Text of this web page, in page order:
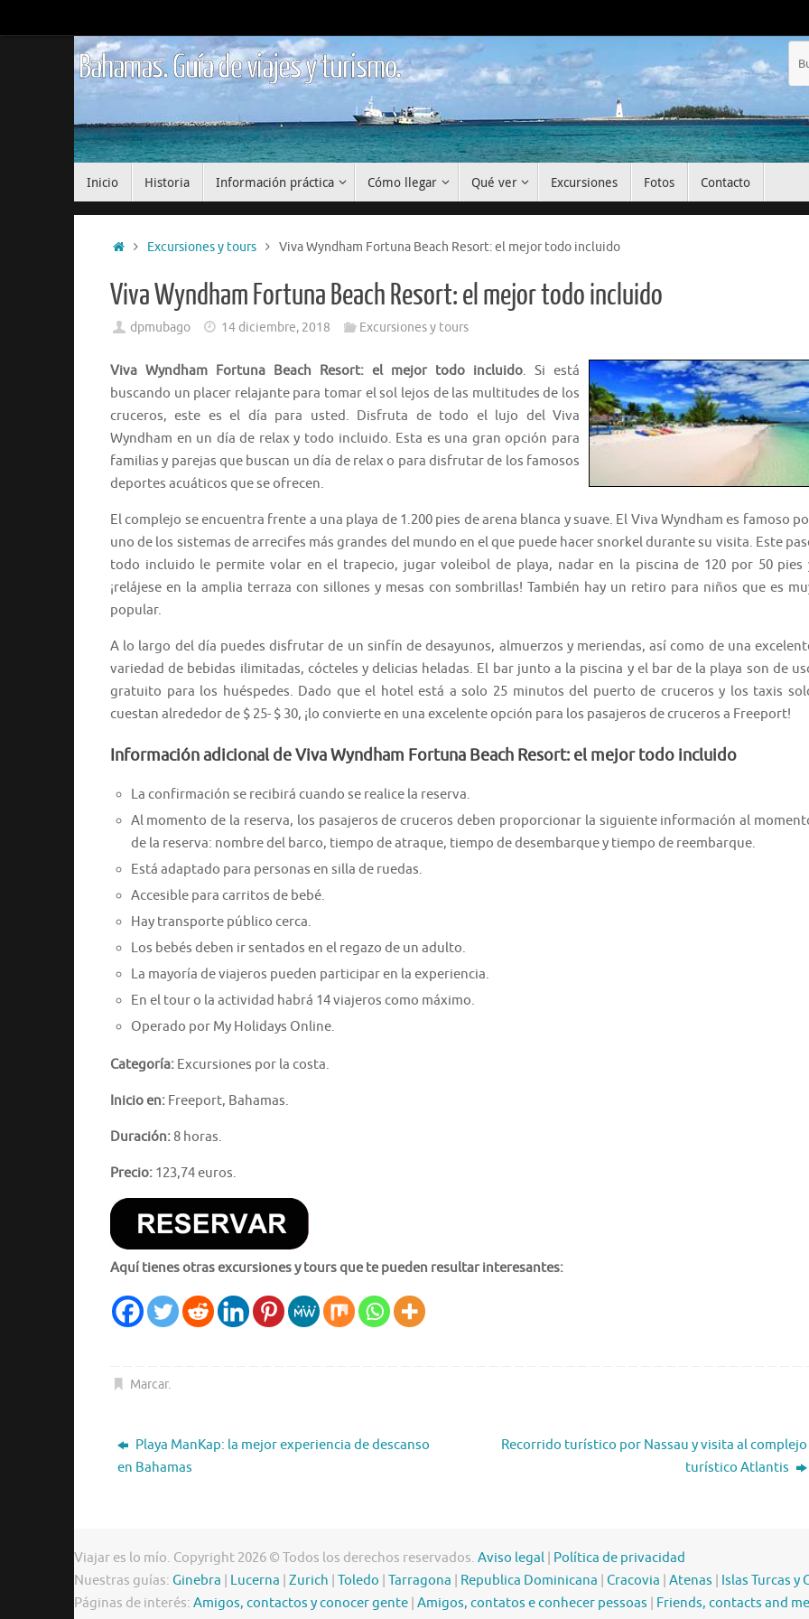
al
Bahamas. Guía de viajes y turismo.
Inicio Historia Información práctica Cómo llegar Qué ver Excursiones Fotos Contacto
InicioExcursiones y tours Viva Wyndham Fortuna Beach Resort: el mejor todo incluido
Viva Wyndham Fortuna Beach Resort: el mejor todo incluido
dpmubago 14 diciembre, 2018 Excursiones y tours
Viva Wyndham Fortuna Beach Resort: el mejor todo incluido. Si está
buscando un placer relajante para tomar el sol lejos de las multitudes de los
cruceros, este es el día para usted. Disfruta de todo el lujo del Viva
Wyndham en un día de relax y todo incluido. Esta es una gran opción para
familias y parejas que buscan un día de relax o para disfrutar de los famosos
deportes acuáticos que se ofrecen.
El complejo se encuentra frente a una playa de 1.200 pies de arena blanca y suave. El Viva Wyndham es famoso
uno de los sistemas de arrecifes más grandes del mundo en el que puede hacer snorkel durante su visita. Este
todo incluido le permite volar en el trapecio, jugar voleibol de playa, nadar en la piscina de 120 por 50 pies
¡relájese en la amplia terraza con sillones y mesas con sombrillas! También hay un retiro para niños que es
popular.
A lo largo del día puedes disfrutar de un sinfín de desayunos, almuerzos y meriendas, así como de una
variedad de bebidas ilimitadas, cócteles y delicias heladas. El bar junto a la piscina y el bar de la playa son de
gratuito para los huéspedes. Dado que el hotel está a solo 25 minutos del puerto de cruceros y los taxis
cuestan alrededor de $ 25- $ 30, ¡lo convierte en una excelente opción para los pasajeros de cruceros a Freeport!
Información adicional de Viva Wyndham Fortuna Beach Resort: el mejor todo incluido
La confirmación se recibirá cuando se realice la reserva.
Al momento de la reserva, los pasajeros de cruceros deben proporcionar la siguiente información al
de la reserva: nombre del barco, tiempo de atraque, tiempo de desembarque y tiempo de reembarque.
Está adaptado para personas en silla de ruedas.
Accesible para carritos de bebé.
Hay transporte público cerca.
Los bebés deben ir sentados en el regazo de un adulto.
La mayoría de viajeros pueden participar en la experiencia.
En el tour o la actividad habrá 14 viajeros como máximo.
Operado por My Holidays Online.
Categoría: Excursiones por la costa.
Inicio en: Freeport, Bahamas.
Duración: 8 horas.
Precio: 123,74 euros.
Aquí tienes otras excursiones y tours que te pueden resultar interesantes:
Marcar.
Playa ManKap: la mejor experiencia de descanso
en Bahamas
Recorrido turístico por Nassau y visita al complejo
turístico Atlantis
Viajar es lo mío. Copyright 2026 © Todos los derechos reservados. Aviso legal | Política de privacidad
Nuestras guías: Ginebra | Lucerna | Zurich | Toledo | Tarragona | Republica Dominicana | Cracovia | Atenas | Islas Turcas y
Páginas de interés: Amigos, contactos y conocer gente | Amigos, contatos e conhecer pessoas | Friends, contacts and